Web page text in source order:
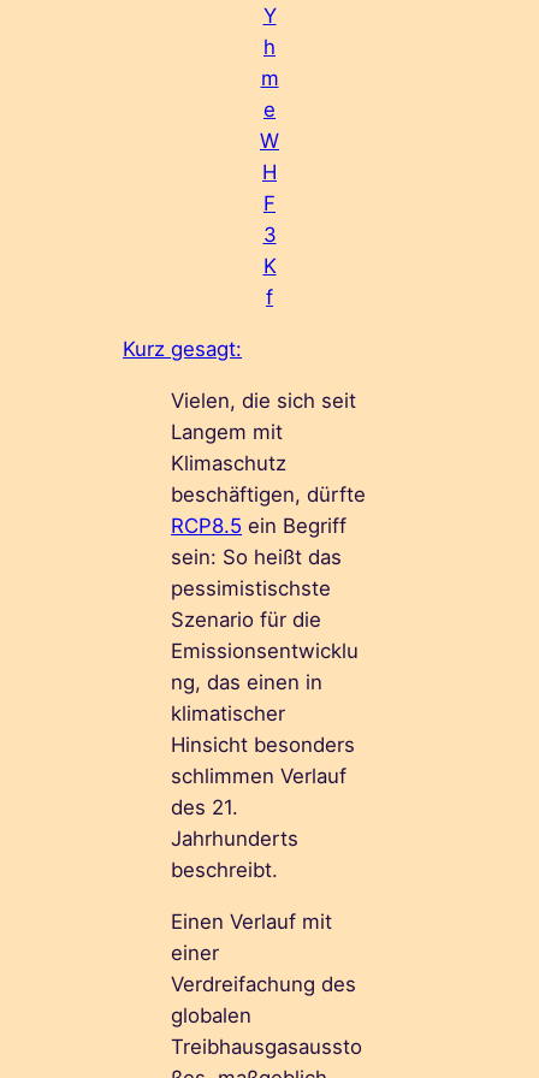
Y
h
m
e
W
H
F
3
K
f
Kurz gesagt:
Vielen, die sich seit
Langem mit
Klimaschutz
beschäftigen, dürfte
RCP8.5 ein Begriff
sein: So heißt das
pessimistischste
Szenario für die
Emissionsentwicklu
ng, das einen in
klimatischer
Hinsicht besonders
schlimmen Verlauf
des 21.
Jahrhunderts
beschreibt.
Einen Verlauf mit
einer
Verdreifachung des
globalen
Treibhausgasaussto